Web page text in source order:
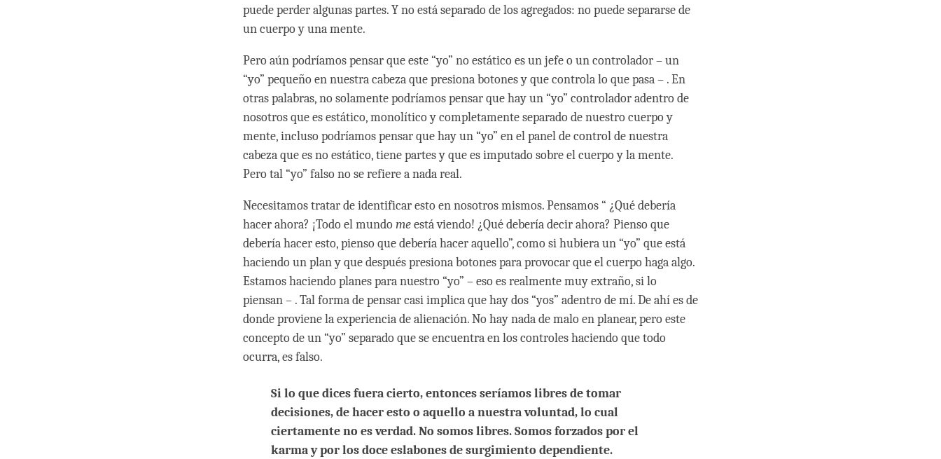
puede perder algunas partes. Y no está separado de los agregados: no puede separarse de
un cuerpo y una mente.
Pero aún podríamos pensar que este “yo” no estático es un jefe o un controlador – un
“yo” pequeño en nuestra cabeza que presiona botones y que controla lo que pasa – . En
otras palabras, no solamente podríamos pensar que hay un “yo” controlador adentro de
nosotros que es estático, monolítico y completamente separado de nuestro cuerpo y
mente, incluso podríamos pensar que hay un “yo” en el panel de control de nuestra
cabeza que es no estático, tiene partes y que es imputado sobre el cuerpo y la mente.
Pero tal “yo” falso no se refiere a nada real.
Necesitamos tratar de identificar esto en nosotros mismos. Pensamos “ ¿Qué debería
hacer ahora? ¡Todo el mundomeestá viendo! ¿Qué debería decir ahora? Pienso que
debería hacer esto, pienso que debería hacer aquello”, como si hubiera un “yo” que está
haciendo un plan y que después presiona botones para provocar que el cuerpo haga algo.
Estamos haciendo planes para nuestro “yo” – eso es realmente muy extraño, si lo
piensan – . Tal forma de pensar casi implica que hay dos “yos” adentro de mí. De ahí es de
donde proviene la experiencia de alienación. No hay nada de malo en planear, pero este
concepto de un “yo” separado que se encuentra en los controles haciendo que todo
ocurra, es falso.
Si lo que dices fuera cierto, entonces seríamos libres de tomar
decisiones, de hacer esto o aquello a nuestra voluntad, lo cual
ciertamente no es verdad. No somos libres. Somos forzados por el
karma y por los doce eslabones de surgimiento dependiente.